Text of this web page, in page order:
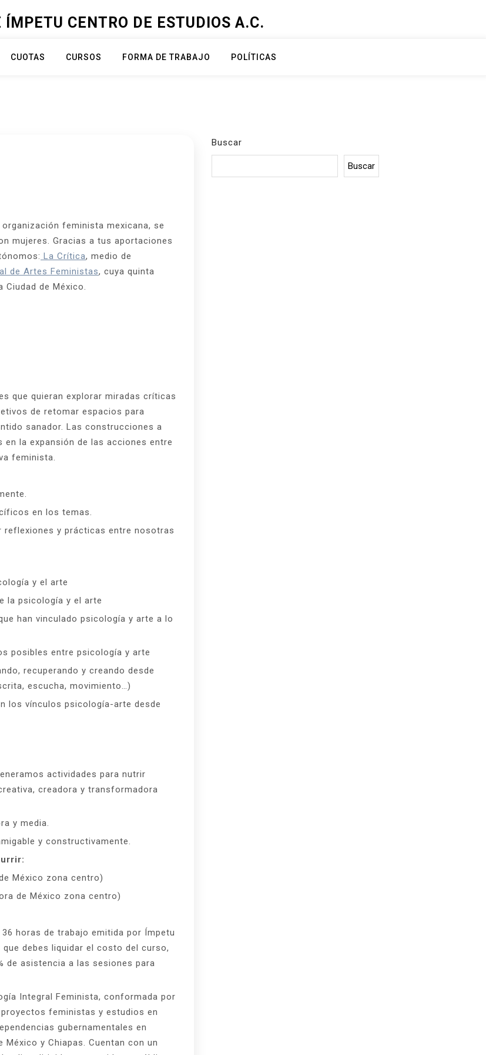
ÍMPETU CENTRO DE ESTUDIOS A.C.
CUOTAS CURSOS FORMA DE TRABAJO POLÍTICAS
organización feminista mexicana, se
mujeres. Gracias a tus aportaciones
La Crítica, medio de
de Artes Feministas, cuya quinta
de México.
que quieran explorar miradas críticas
de retomar espacios para
sanador. Las construcciones a
la expansión de las acciones entre
feminista.
en los temas.
reflexiones y prácticas entre nosotras
y el arte
la psicología y el arte
han vinculado psicología y arte a lo
posibles entre psicología y arte
recuperando y creando desde
escucha, movimiento…)
los vínculos psicología-arte desde
actividades para nutrir
creadora y transformadora
y media.
y constructivamente.
México zona centro)
de México zona centro)
horas de trabajo emitida por Ímpetu
debes liquidar el costo del curso,
de asistencia a las sesiones para
Integral Feminista, conformada por
feministas y estudios en
gubernamentales en
México y Chiapas. Cuentan con un
Buscar
Buscar